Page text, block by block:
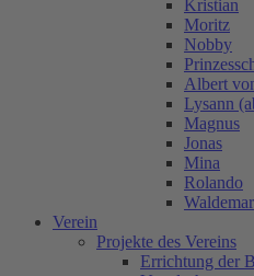
Kristian
Moritz
Nobby
Albert
Lysann
Magnus
Jonas
Mina
Rolando
Waldemar
Verein
Projekte des Vereins
Errichtung der